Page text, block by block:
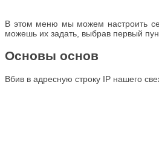
В этом меню мы можем настроить
можешь их задать, выбрав первый
Основы основ
Вбив в адресную строку IP нашего